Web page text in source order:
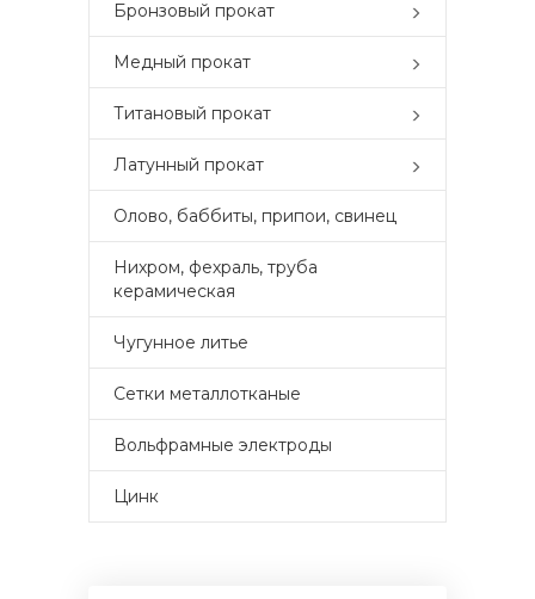
Бронзовый прокат
Медный прокат
Титановый прокат
Латунный прокат
Олово, баббиты, припои, свинец
Нихром, фехраль, труба
керамическая
Чугунное литье
Сетки металлотканые
Вольфрамные электроды
Цинк